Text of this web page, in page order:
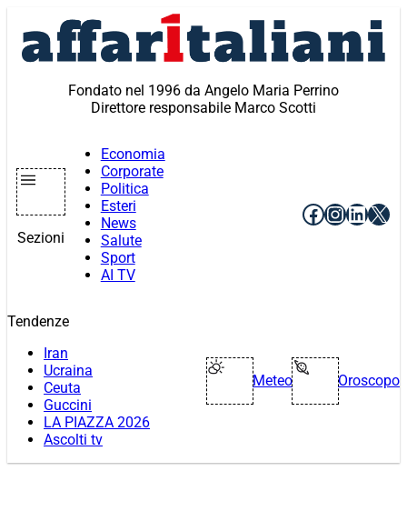
contenuto
Fondato nel 1996 da Angelo Maria Perrino
Direttore responsabile Marco Scotti
Sezioni
Economia
Corporate
Politica
Esteri
News
Salute
Sport
AI TV
Facebook
X
Tendenze
Iran
Ucraina
Ceuta
Guccini
LA PIAZZA 2026
Ascolti tv
Meteo Oroscopo